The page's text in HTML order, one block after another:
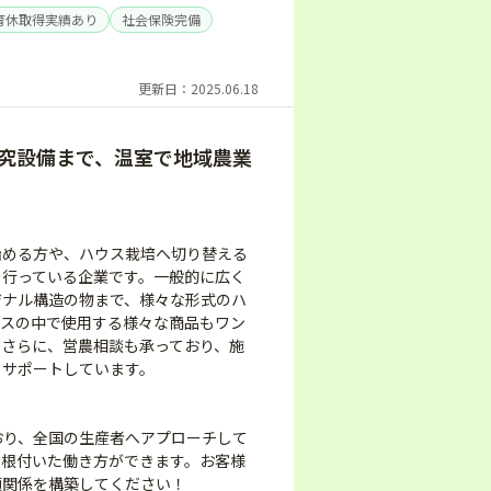
休取得実績あり 社会保険完備
更新日：2025.06.18
設備まで、温室で地域農業
る方や、ハウス栽培へ切り替える
っている企業です。一般的に広く
ル構造の物まで、様々な形式のハ
の中で使用する様々な商品もワン
らに、営農相談も承っており、施
ポートしています。
、全国の生産者へアプローチして
付いた働き方ができます。お客様
係を構築してください！